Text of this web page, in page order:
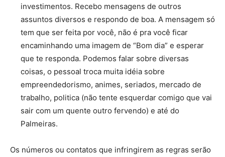
investimentos. Recebo mensagens de outros
assuntos diversos e respondo de boa. A mensagem só
tem que ser feita por você, não é pra você ficar
encaminhando uma imagem de “Bom dia” e esperar
que te responda. Podemos falar sobre diversas
coisas, o pessoal troca muita idéia sobre
empreendedorismo, animes, seriados, mercado de
trabalho, politica (não tente esquerdar comigo que vai
sair com um quente outro fervendo) e até do
Palmeiras.
Os números ou contatos que infringirem as regras serão